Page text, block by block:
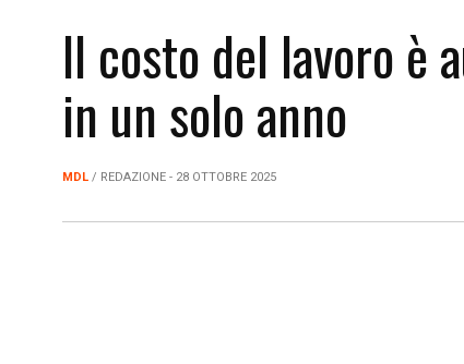
Il costo del lavoro è
in un solo anno
MDL / REDAZIONE - 28 OTTOBRE 2025